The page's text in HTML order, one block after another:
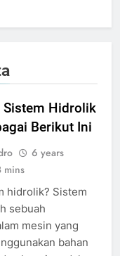
Sistem Hidrolik
Berikut Ini
6 years
mins
hidrolik? Sistem
sebuah
mesin yang
bahan